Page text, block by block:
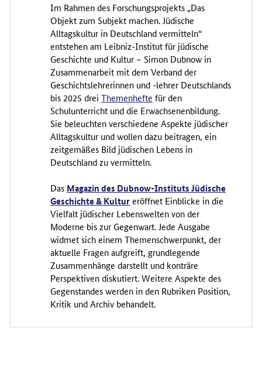
Im Rahmen des Forschungsprojekts „Das
Objekt zum Subjekt machen. Jüdische
Alltagskultur in Deutschland vermitteln“
entstehen am Leibniz-Institut für jüdische
Geschichte und Kultur – Simon Dubnow in
Zusammenarbeit mit dem Verband der
Geschichtslehrerinnen und -lehrer Deutschlands
bis 2025 drei Themenhefte für den
Schulunterricht und die Erwachsenenbildung.
Sie beleuchten verschiedene Aspekte jüdischer
Alltagskultur und wollen dazu beitragen, ein
zeitgemäßes Bild jüdischen Lebens in
Deutschland zu vermitteln.
Das Magazin des Dubnow-Instituts Jüdische
Geschichte & Kultureröffnet Einblicke in die
Vielfalt jüdischer Lebenswelten von der
Moderne bis zur Gegenwart. Jede Ausgabe
widmet sich einem Themenschwerpunkt, der
aktuelle Fragen aufgreift, grundlegende
Zusammenhänge darstellt und konträre
Perspektiven diskutiert. Weitere Aspekte des
Gegenstandes werden in den Rubriken Position,
Kritik und Archiv behandelt.